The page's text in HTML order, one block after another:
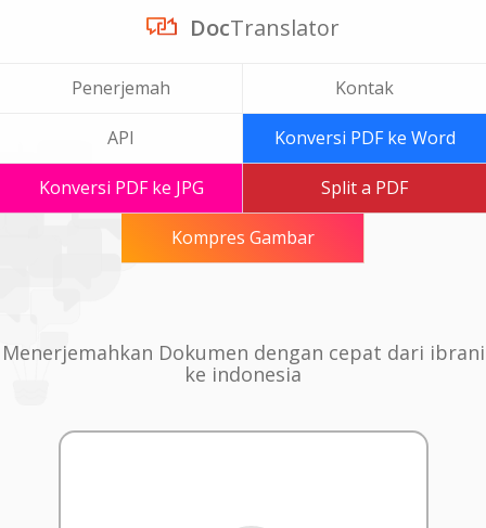
DocTranslator
Penerjemah Kontak
API Konversi PDF ke Word
Konversi PDF ke JPG Split a PDF
Kompres Gambar
Menerjemahkan Dokumen dengan cepat dari ibrani
ke indonesia